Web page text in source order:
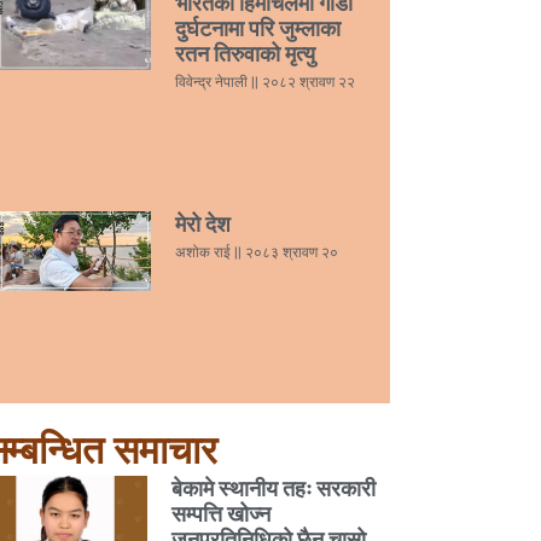
दुर्घटनामा परि जुम्लाका
रतन तिरुवाको मृत्यु
विवेन्द्र नेपाली २०८२ श्रावण २२
मेरो देश
अशोक राई २०८३ श्रावण २०
समाचार
बेकामे स्थानीय तहः सरकारी
सम्पत्ति खोज्न